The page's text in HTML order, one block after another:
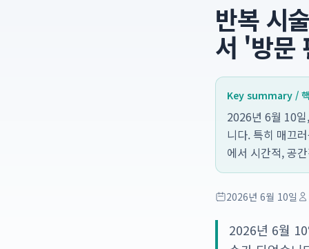
반복 시
서 '방문
Key summary /
2026년 6월 10
니다. 특히 매끄
에서 시간적, 공
2026년 6월 10일
2026년 6월